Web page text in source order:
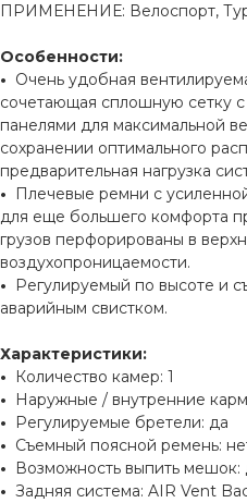
ПРИМЕНЕНИЕ: Велоспорт,
Особенности:
• Очень удобная
сочетающая сплошную сетку
панелями для максимальной
сохранении оптимального
предварительная нагрузка
• Плечевые ремни с
для еще большего комфорта
грузов перфорированы в
воздухопроницаемости.
• Регулируемый по высоте и
аварийным свистком.
Характеристики:
• Количество камер: 1
• Наружные / внутренние
• Регулируемые бретели: да
• Съемный поясной ремень:
• Возможность выпить мешок:
• Задняя система: AIR Vent